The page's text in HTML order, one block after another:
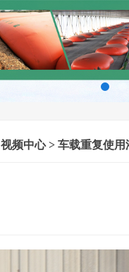
视频中心> 车载重复使用